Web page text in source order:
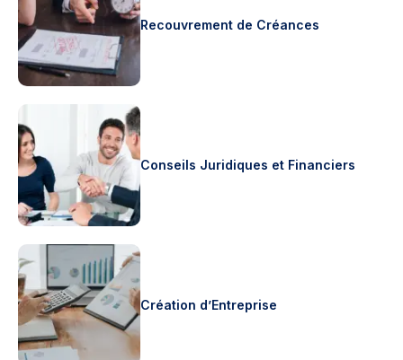
Recouvrement de Créances
Conseils Juridiques et Financiers
Création d’Entreprise